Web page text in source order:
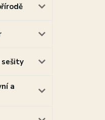
sešity
a